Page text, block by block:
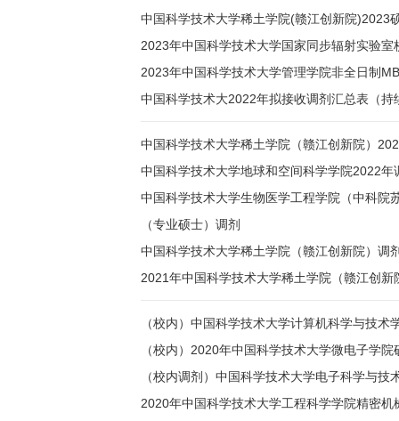
中国科学技术大学稀土学院(赣江创新院)2023
2023年中国科学技术大学国家同步辐射实验室
2023年中国科学技术大学管理学院非全日制
中国科学技术大2022年拟接收调剂汇总表（持
中国科学技术大学稀土学院（赣江创新院）
中国科学技术大学地球和空间科学学院2022年
中国科学技术大学生物医学工程学院（中科院
（专业硕士）调剂
中国科学技术大学稀土学院（赣江创新院）调
2021年中国科学技术大学稀土学院（赣江创新
（校内）中国科学技术大学计算机科学与技术
（校内）2020年中国科学技术大学微电子学
（校内调剂）中国科学技术大学电子科学与技
2020年中国科学技术大学工程科学学院精密